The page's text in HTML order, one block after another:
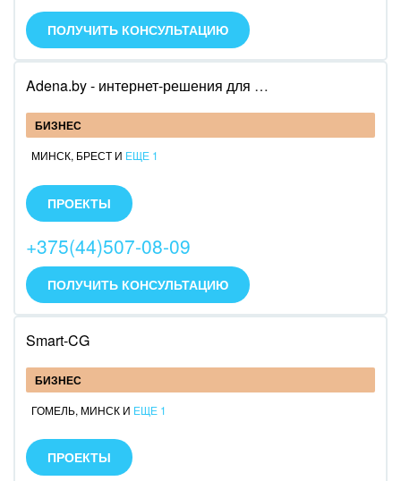
ПОЛУЧИТЬ КОНСУЛЬТАЦИЮ
Adena.by - интернет-решения для развития бизнеса
БИЗНЕС
МИНСК, БРЕСТ И ЕЩЕ 1
бизнеса.
Специализируемся на:
Внедрении CRM Bitrix24
Разработке сайтов и интернет-магазинов на
системе 1с-Bitrix
Разработке чат-ботов
Продвижению и поддержке
ПРОЕКТЫ
+375(44)507-08-09
ПОЛУЧИТЬ КОНСУЛЬТАЦИЮ
Smart-CG
БИЗНЕС
ГОМЕЛЬ, МИНСК И ЕЩЕ 1
коробочной редакциях, Битрикс Управление
Сайтом,
ПРОЕКТЫ